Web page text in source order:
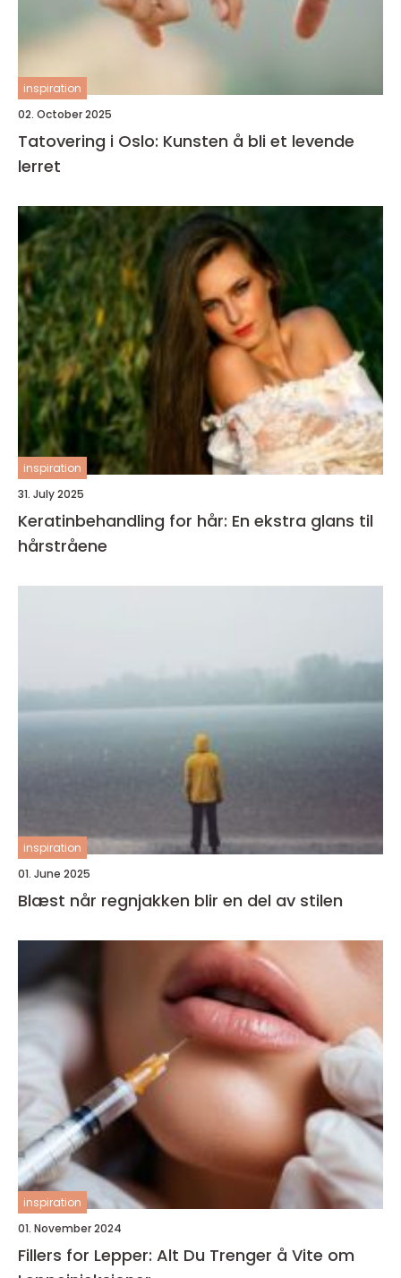
inspiration
02. October 2025
Tatovering i Oslo: Kunsten å bli et levende
lerret
inspiration
31. July 2025
Keratinbehandling for hår: En ekstra glans til
hårstråene
inspiration
01. June 2025
Blæst når regnjakken blir en del av stilen
inspiration
01. November 2024
Fillers for Lepper: Alt Du Trenger å Vite om